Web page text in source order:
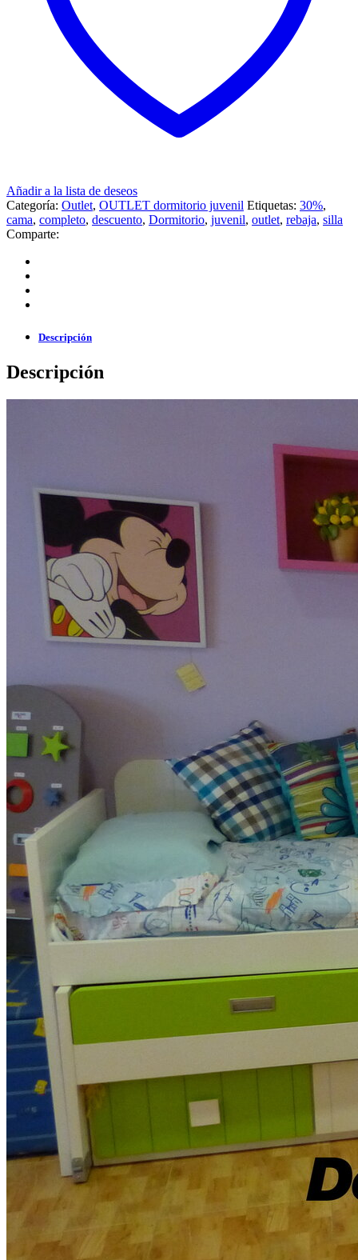
Añadir a la lista de deseos
Categoría: Outlet, OUTLET dormitorio juvenil Etiquetas: 30%,
cama, completo, descuento, Dormitorio, juvenil, outlet, rebaja, silla
Comparte:
Descripción
Descripción